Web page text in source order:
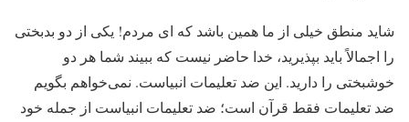
شاید منطق خیلی از ما همین باشد که ‏ای مردم! یکی از دو بدبختی
را اجمالاً باید بپذیرید، خدا حاضر نیست که ببیند شما هر دو
خوشبختی را دارید. این ضد تعلیمات انبیاست. نمی‌خواهم بگویم
ضد تعلیمات فقط قرآن است؛ ضد تعلیمات انبیاست از جمله خود